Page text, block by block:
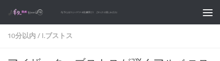
コンテンツへスキップ
10分以内 / I.ブストス